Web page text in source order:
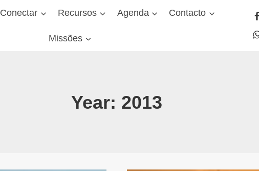
Conectar Recursos Agenda Contacto
Missões
Year: 2013